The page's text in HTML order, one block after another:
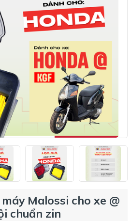
Malossi cho xe @
chuẩn zin